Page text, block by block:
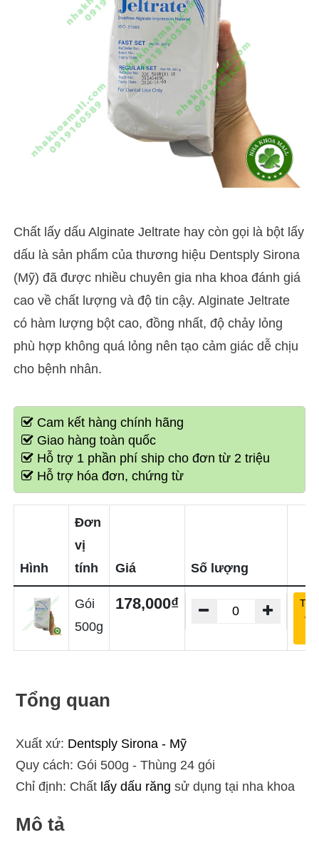
Chất lấy dấu Alginate Jeltrate hay còn gọi là bột lấy
dấu là sản phẩm của thương hiệu Dentsply Sirona
(Mỹ) đã được nhiều chuyên gia nha khoa đánh giá
cao về chất lượng và độ tin cậy. Alginate Jeltrate
có hàm lượng bột cao, đồng nhất, độ chảy lỏng
phù hợp không quá lỏng nên tạo cảm giác dễ chịu
cho bệnh nhân.
Cam kết hàng chính hãng
Giao hàng toàn quốc
Hỗ trợ 1 phần phí ship cho đơn từ 2 triệu
Hỗ trợ hóa đơn, chứng từ
Hình
Đơn
vị
tính
Giá Số lượng
Gói
500g
178,000₫
Tổng quan
Xuất xứ: Dentsply Sirona - Mỹ
Quy cách: Gói 500g - Thùng 24 gói
Chỉ định: Chất lấy dấu răng sử dụng tại nha khoa
Mô tả